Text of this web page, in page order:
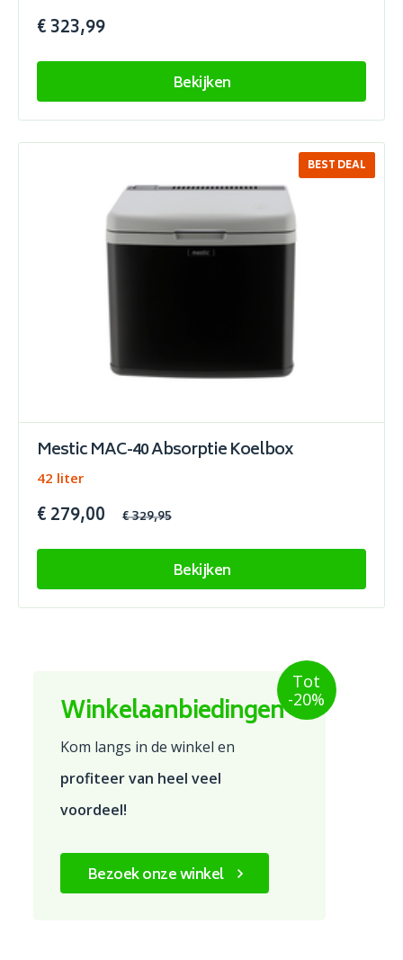
Winkelaanbiedingen
Kom langs in de winkel en
profiteer van heel veel
voordeel!
Bezoek onze winkel
Tot
-20%
€ 323,99
Bekijken
SALE
BEST DEAL
Mestic MAC-40 Absorptie Koelbox
42 liter
€ 279,00 € 329,95
Bekijken